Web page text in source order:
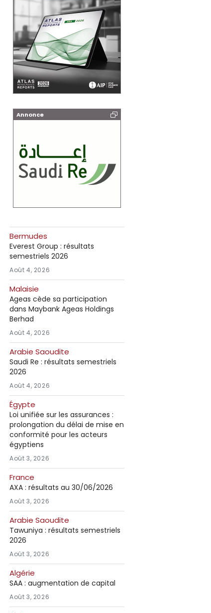
Annonce
Bermudes
Everest Group : résultats
semestriels 2026
Août 4, 2026
Malaisie
Ageas cède sa participation
dans Maybank Ageas Holdings
Berhad
Août 4, 2026
Arabie Saoudite
Saudi Re : résultats semestriels
2026
Août 4, 2026
Égypte
Loi unifiée sur les assurances :
prolongation du délai de mise en
conformité pour les acteurs
égyptiens
Août 3, 2026
France
AXA : résultats au 30/06/2026
Août 3, 2026
Arabie Saoudite
Tawuniya : résultats semestriels
2026
Août 3, 2026
Algérie
SAA : augmentation de capital
Août 3, 2026